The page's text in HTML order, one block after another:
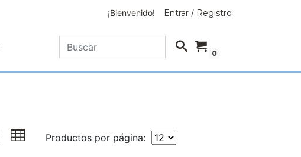
¡Bienvenido! Entrar / Registro
0
Productos por página: